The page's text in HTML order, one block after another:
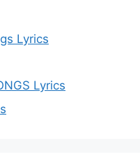
Lyrics
Lyrics